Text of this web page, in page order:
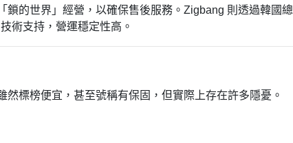
鎖的世界」經營，以確保售後服務。Zigbang 則透過韓國總
術支持，營運穩定性高。
標榜便宜，甚至號稱有保固，但實際上存在許多隱憂。